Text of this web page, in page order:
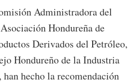
Administradora del
Hondureña de
Derivados del Petróleo,
Hondureño de la Industria
hecho la recomendación